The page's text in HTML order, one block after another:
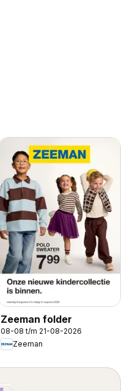
Zeeman folder
08-08 t/m 21-08-2026
Zeeman